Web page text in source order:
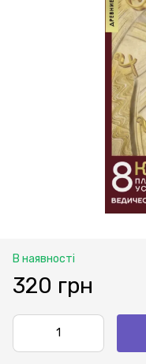
В наявності
320 грн